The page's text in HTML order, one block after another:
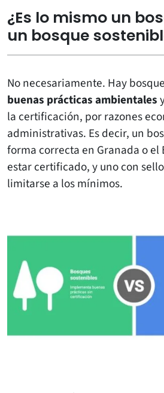
¿Es lo mismo un
un bosque
No necesariamente. Hay
buenas prácticas ambientales
la certificación, por razones
administrativas. Es decir, un
forma correcta en Granada o
estar certificado, y uno con
limitarse a los mínimos.